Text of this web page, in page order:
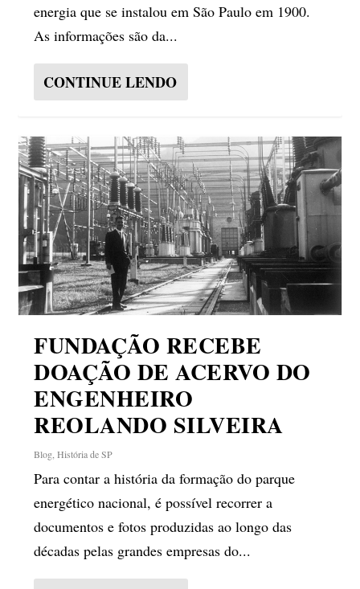
energia que se instalou em São Paulo em 1900.
As informações são da...
CONTINUE LENDO
FUNDAÇÃO RECEBE
DOAÇÃO DE ACERVO DO
ENGENHEIRO
REOLANDO SILVEIRA
Blog ,História de SP
Para contar a história da formação do parque
energético nacional, é possível recorrer a
documentos e fotos produzidas ao longo das
décadas pelas grandes empresas do...